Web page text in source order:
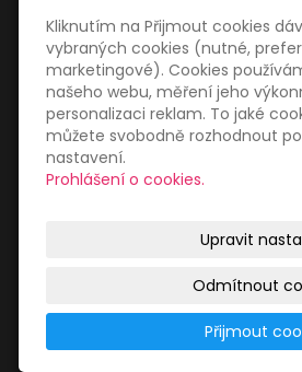
Zákaznický
Obchodní
Zásady zpracování
Mapa webu
Kliknutím na Přijmout cookies
vybraných cookies (nutné,
marketingové). Cookies
našeho webu, měření jeho
personalizaci reklam. To jaké
můžete svobodně rozhodnout
nastavení.
Prohlášení o cookies.
Upravit
Odmítnout
Přijmout